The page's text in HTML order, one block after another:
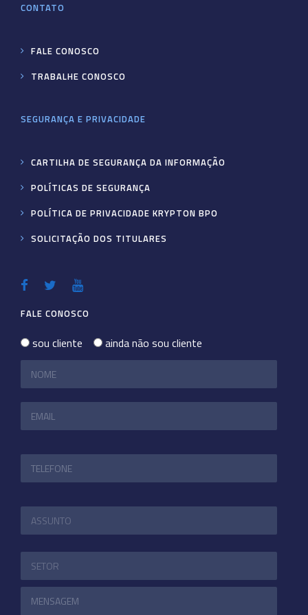
CONTATO
FALE CONOSCO
TRABALHE CONOSCO
SEGURANÇA E PRIVACIDADE
CARTILHA DE SEGURANÇA DA INFORMAÇÃO
POLÍTICAS DE SEGURANÇA
POLÍTICA DE PRIVACIDADE KRYPTON BPO
SOLICITAÇÃO DOS TITULARES
FALE CONOSCO
sou cliente ainda não sou cliente